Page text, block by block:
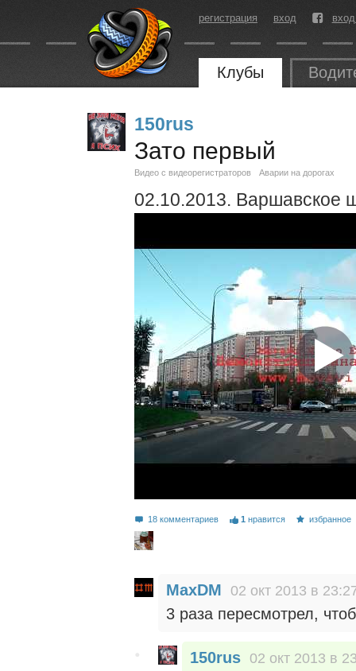
регистрация вход
Клубы
150rus
Зато первый
Видео с видеорегистраторов Аварии на дорогах
02.10.2013. Варшавское
18 комментариев 1 нравится избранное
MaxDM 02 окт 2013 в
3 раза пересмотрел,
150rus 02 окт 2013 в